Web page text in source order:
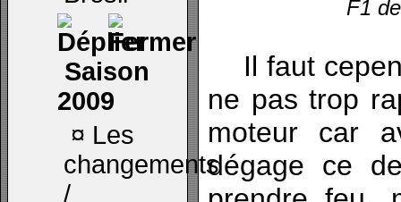
Saison
2009
¤ Les
changements
/
F1
Il faut
ne pas trop
moteur car
dégage ce